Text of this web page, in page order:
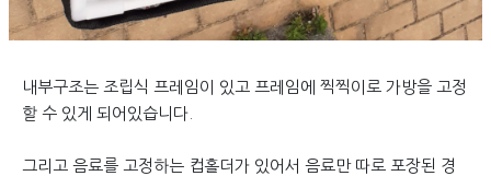
내부구조는 조립식 프레임이 있고 프레임에 찍찍이로 가방을 고정
할 수 있게 되어있습니다.
그리고 음료를 고정하는 컵홀더가 있어서 음료만 따로 포장된 경